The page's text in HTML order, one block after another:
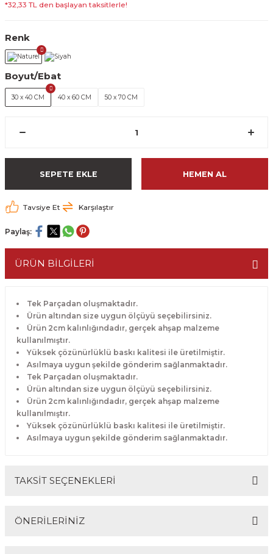
*32,33 TL den başlayan taksitlerle!
Renk
Boyut/Ebat
30 x 40 CM 40 x 60 CM 50 x 70 CM
SEPETE EKLE HEMEN AL
Tavsiye Et Karşılaştır
Paylaş:
ÜRÜN BİLGİLERİ
Tek Parçadan oluşmaktadır.
Ürün altından size uygun ölçüyü seçebilirsiniz.
Ürün 2cm kalınlığındadır, gerçek ahşap malzeme
kullanılmıştır.
Yüksek çözünürlüklü baskı kalitesi ile üretilmiştir.
Asılmaya uygun şekilde gönderim sağlanmaktadır.
Tek Parçadan oluşmaktadır.
Ürün altından size uygun ölçüyü seçebilirsiniz.
Ürün 2cm kalınlığındadır, gerçek ahşap malzeme
kullanılmıştır.
Yüksek çözünürlüklü baskı kalitesi ile üretilmiştir.
Asılmaya uygun şekilde gönderim sağlanmaktadır.
TAKSİT SEÇENEKLERİ
ÖNERİLERİNİZ